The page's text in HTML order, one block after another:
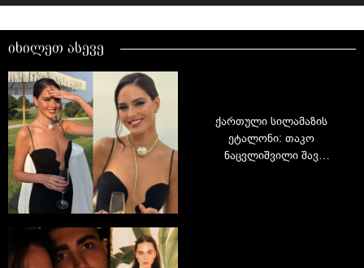
იხილეთ ასევე
ქართული სილამაზის
ეტალონი: თაკო
ნაცვლიშვილი შავ